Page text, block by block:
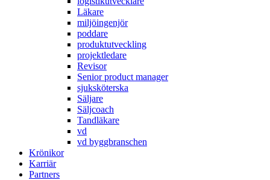
Läkare
miljöingenjör
poddare
produktutveckling
projektledare
Revisor
Senior product manager
sjuksköterska
Säljare
Säljcoach
Tandläkare
vd
vd byggbranschen
Krönikor
Karriär
Partners